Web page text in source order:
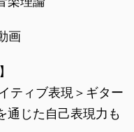
画
ティブ表現＞ギター
通じた自己表現力も